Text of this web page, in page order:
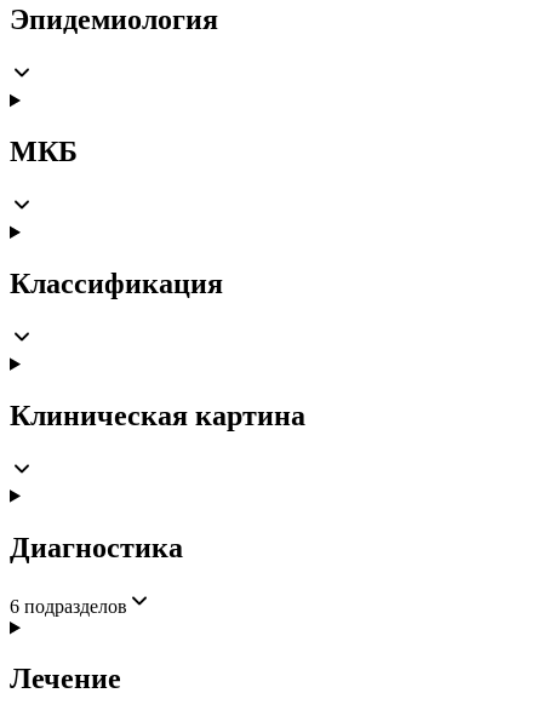
Эпидемиология
МКБ
Классификация
Клиническая картина
Диагностика
6 подразделов
Лечение